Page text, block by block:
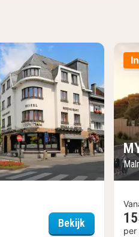
Bekijk L'Esprit Sain
per